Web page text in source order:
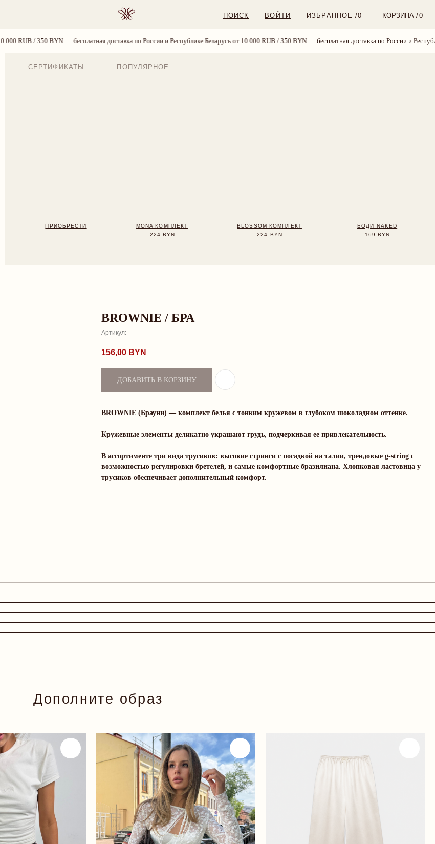
бесплатная доставка по России и Республике Беларусь от 10 000 RUB / 350 BYN бесплатная доставка по России и Республике Беларусь от 10
ВОЙТИ ИЗБРАННОЕ / КОРЗИНА /0
BROWNIE / БРА
Артикул:
156,00 BYN
ДОБАВИТЬ В КОРЗИНУ
BROWNIE (Брауни) — комплект белья с тонким кружевом в глубоком шоколадном оттенке.
Кружевные элементы деликатно украшают грудь, подчеркивая ее привлекательность.
В ассортименте три вида трусиков: высокие стринги с посадкой на талии, трендовые g-string с
возможностью регулировки бретелей, и самые комфортные бразилиана. Хлопковая ластовица у
трусиков обеспечивает дополнительный комфорт.
Дополните образ